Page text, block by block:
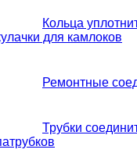
Кольца
для камлоков
Ремонтные
Трубки